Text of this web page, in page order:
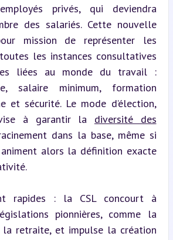
privés, qui deviendra
des salariés. Cette nouvelle
mission de représenter les
les instances consultatives
liées au monde du travail :
salaire minimum, formation
et sécurité. Le mode d’élection,
à garantir la diversité des
dans la base, même si
alors la définition exacte
rapides : la CSL concourt à
pionnières, comme la
la retraite, et impulse la création